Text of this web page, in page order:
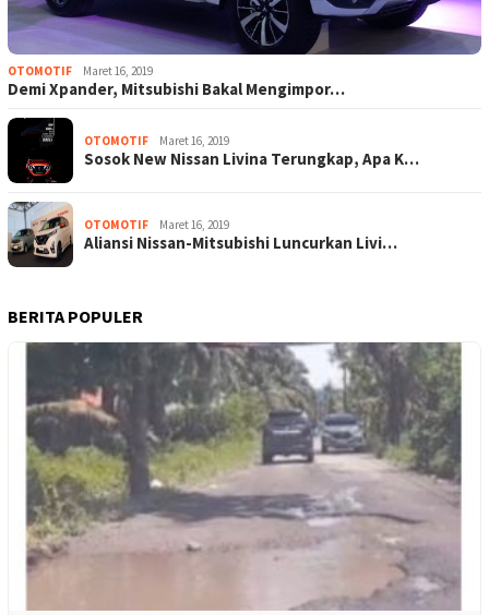
OTOMOTIF Maret 16, 2019
Demi Xpander, Mitsubishi Bakal Mengimpor…
OTOMOTIF Maret 16, 2019
Sosok New Nissan Livina Terungkap, Apa K…
OTOMOTIF Maret 16, 2019
Aliansi Nissan-Mitsubishi Luncurkan Livi…
BERITA POPULER